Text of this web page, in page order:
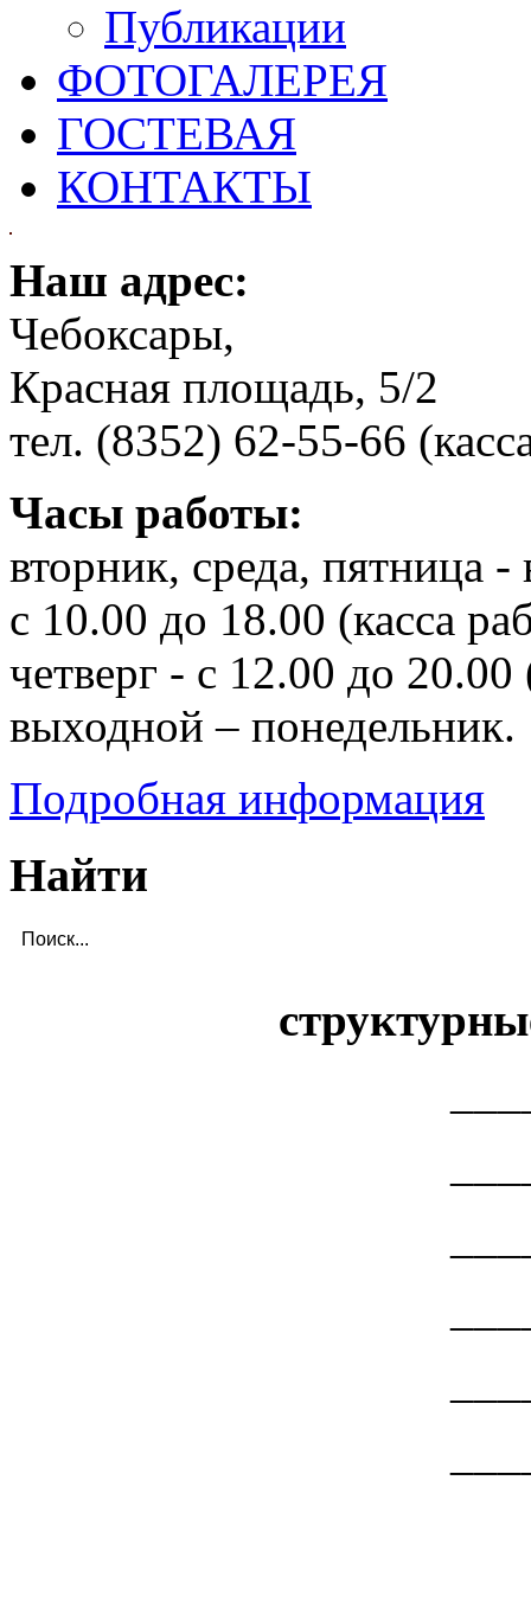
Публикации
ФОТОГАЛЕРЕЯ
ГОСТЕВАЯ
КОНТАКТЫ
Наш адрес:
Чебоксары,
Красная площадь, 5/2
тел. (8352) 62-55-66
Часы работы:
вторник, среда, пятница -
с 10.00 до 18.00 (касса
четверг - с 12.00 до
выходной – понедельник.
Подробная информация
Найти